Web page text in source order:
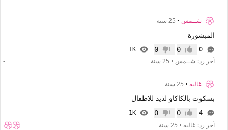
شــمس • 25 سنة
المبشورة
0 إعجاب0 عدم إعجاب
0
1K
آخر رد: شــمس • 25 سنة -
غاليه • 25 سنة
بسكوت بالكاكاو لذيذ للاطفال
4 إعجاب0 عدم إعجاب
0
1K
آخر رد: غاليه • 25 سنة